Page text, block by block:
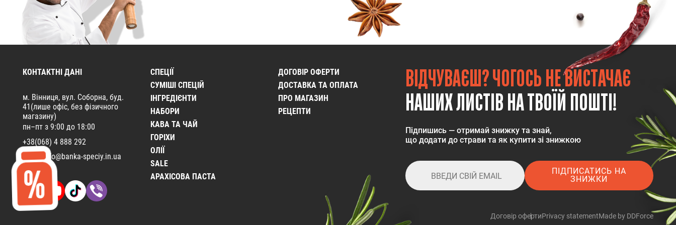
КОНТАКТНІ ДАНІ
м. Вінниця, вул. Соборна, буд.
41(лише офіс, без фізичного
магазину)
пн–пт з 9:00 до 18:00
+38(068) 4 888 292
info@banka-speciy.in.ua
СПЕЦІЇ
CУМІШІ СПЕЦІЙ
ІНГРЕДІЄНТИ
НАБОРИ
КАВА ТА ЧАЙ
ГОРІХИ
ОЛІЇ
SALE
АРАХІСОВА ПАСТА
ДОГОВІР ОФЕРТИ
ДОСТАВКА ТА ОПЛАТА
ПРО МАГАЗИН
РЕЦЕПТИ
ВІДЧУВАЄШ? ЧОГОСЬ НЕ ВИСТАЧАЄ
НАШИХ ЛИСТІВ НА ТВОЇЙ ПОШТІ!
Підпишись — отримай знижку та знай,
що додати до страви та як купити зі знижкою
ПІДПИСАТИСЬ НА
ЗНИЖКИ
Договір офертиPrivacy statementMade by DDForce